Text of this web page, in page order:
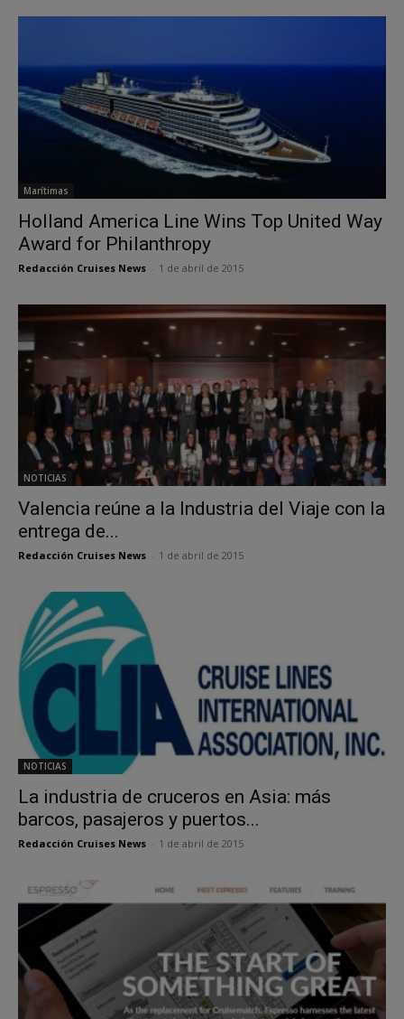
Marítimas
Holland America Line Wins Top United Way
Award for Philanthropy
Redacción Cruises News 1 de abril de 2015
NOTICIAS
Valencia reúne a la Industria del Viaje con la
entrega de...
Redacción Cruises News 1 de abril de 2015
NOTICIAS
La industria de cruceros en Asia: más
barcos, pasajeros y puertos...
Redacción Cruises News 1 de abril de 2015